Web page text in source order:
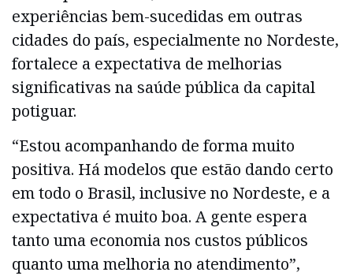
experiências bem-sucedidas em outras
cidades do país, especialmente no Nordeste,
fortalece a expectativa de melhorias
significativas na saúde pública da capital
potiguar.
“Estou acompanhando de forma muito
positiva. Há modelos que estão dando certo
em todo o Brasil, inclusive no Nordeste, e a
expectativa é muito boa. A gente espera
tanto uma economia nos custos públicos
quanto uma melhoria no atendimento”,